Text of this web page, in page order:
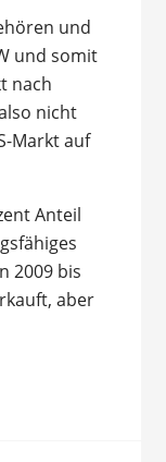
und
und somit
nach
nicht
Markt auf
Anteil
2009 bis
aber